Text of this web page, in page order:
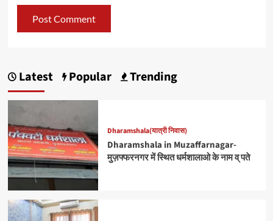
Latest Popular Trending
Dharamshala(यात्री निवास)
Dharamshala in Muzaffarnagar-
मुज़फ्फरनगर में स्थित धर्मशालाओ के नाम व् पते